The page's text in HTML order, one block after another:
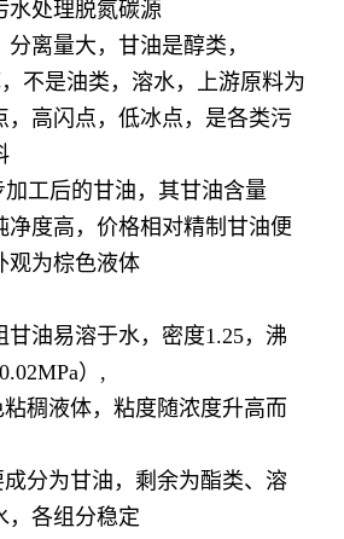
水处理脱氮碳源
离量大，甘油是醇类，
不是油类，溶水，上游原料为
，高闪点，低冰点，是各类污
加工后的甘油，其甘油含量
净度高，价格相对精制甘油便
观为棕色液体
甘油易溶于水，密度1.25，沸
）,
稠液体，粘度随浓度升高而
分为甘油，剩余为酯类、溶
，各组分稳定